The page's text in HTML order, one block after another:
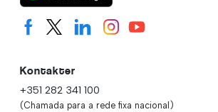
Kontakter
+351 282 341 100
(Chamada para a rede fixa nacional)